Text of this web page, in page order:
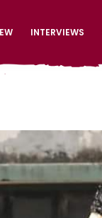
INTERVIEWS